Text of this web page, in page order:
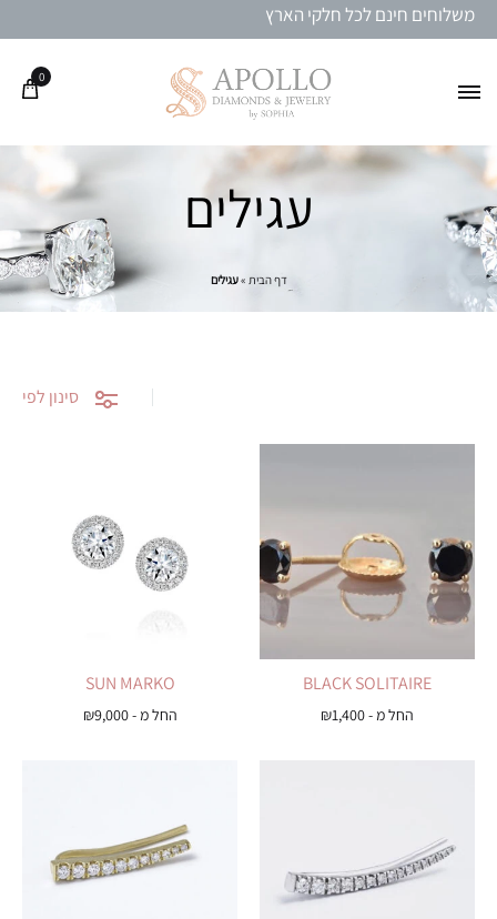
משלוחים חינם לכל חלקי הארץ
0
עגילים
דף הבית »עגילים
סינון לפי
BLACK SOLITAIRE
החל מ - ₪1,400
SUN MARKO
החל מ - ₪9,000